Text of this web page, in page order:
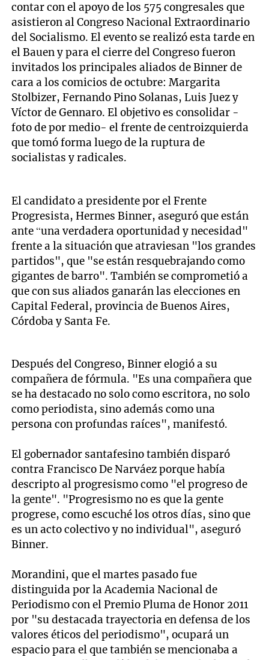
contar con el apoyo de los 575 congresales que
asistieron al Congreso Nacional Extraordinario
del Socialismo. El evento se realizó esta tarde en
el Bauen y para el cierre del Congreso fueron
invitados los principales aliados de Binner de
cara a los comicios de octubre: Margarita
Stolbizer, Fernando Pino Solanas, Luis Juez y
Víctor de Gennaro. El objetivo es consolidar -
foto de por medio- el frente de centroizquierda
que tomó forma luego de la ruptura de
socialistas y radicales.
El candidato a presidente por el Frente
Progresista, Hermes Binner, aseguró que están
ante “una verdadera oportunidad y necesidad"
frente a la situación que atraviesan "los grandes
partidos", que "se están resquebrajando como
gigantes de barro". También se comprometió a
que con sus aliados ganarán las elecciones en
Capital Federal, provincia de Buenos Aires,
Córdoba y Santa Fe.
Después del Congreso, Binner elogió a su
compañera de fórmula. "Es una compañera que
se ha destacado no solo como escritora, no solo
como periodista, sino además como una
persona con profundas raíces", manifestó.
El gobernador santafesino también disparó
contra Francisco De Narváez porque había
descripto al progresismo como "el progreso de
la gente". "Progresismo no es que la gente
progrese, como escuché los otros días, sino que
es un acto colectivo y no individual", aseguró
Binner.
Morandini, que el martes pasado fue
distinguida por la Academia Nacional de
Periodismo con el Premio Pluma de Honor 2011
por "su destacada trayectoria en defensa de los
valores éticos del periodismo", ocupará un
espacio para el que también se mencionaba a